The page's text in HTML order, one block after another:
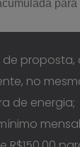
proposta,
no
de energia;